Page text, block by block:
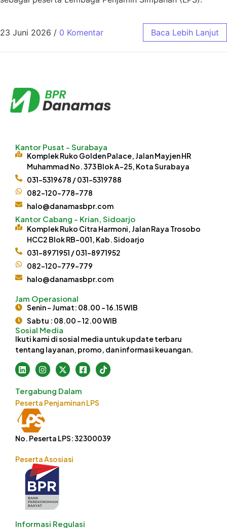
23 Juni 2026 / 0 Komentar Baca Lebih Lanjut
Kantor Pusat - Surabaya
Komplek Ruko Golden Palace, Jalan Mayjen HR
Muhammad No. 373 Blok A-25, Kota Surabaya
031-5319678 / 031-5319788
082-120-778-778
halo@danamasbpr.com
Kantor Cabang - Krian, Sidoarjo
Komplek Ruko Citra Harmoni, Jalan Raya Trosobo
HCC2 Blok RB-001, Kab. Sidoarjo
031-8971951 / 031-8971952
082-120-779-779
halo@danamasbpr.com
Jam Operasional
Senin - Jumat: 08.00 - 16.15 WIB
Sabtu : 08.00 - 12.00 WIB
Sosial Media
Ikuti kami di sosial media untuk update terbaru
tentang layanan, promo, dan informasi keuangan.
Tergabung Dalam
Peserta Penjaminan LPS
No. Peserta LPS: 32300039
Peserta Asosiasi
Informasi Regulasi